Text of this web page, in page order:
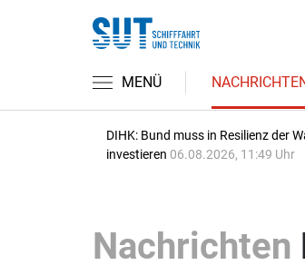
MENÜ
DIHK: Bund muss in Resilienz der
investieren 06.08.2026, 11:49 Uhr
Nachrichten